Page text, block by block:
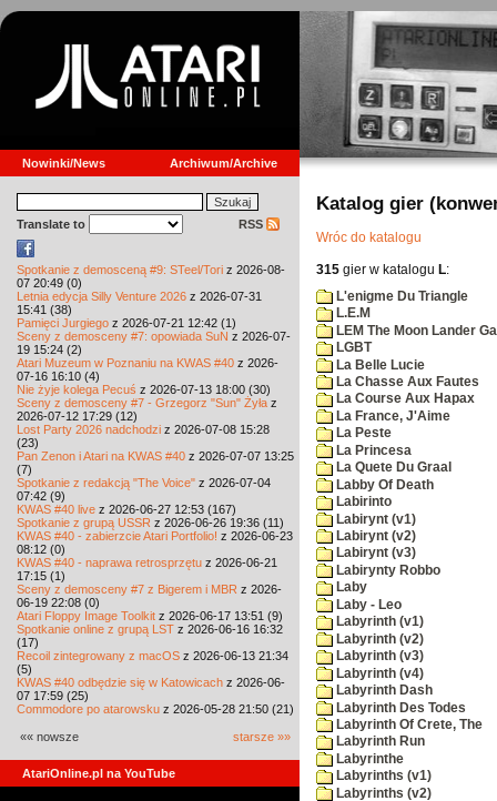
Nowinki/News Archiwum/Archive
Translate to RSS
Spotkanie z demosceną #9: STeel/Tori z 2026-08-
07 20:49 (0)
Letnia edycja Silly Venture 2026 z 2026-07-31
15:41 (38)
Pamięci Jurgiego z 2026-07-21 12:42 (1)
Sceny z demosceny #7: opowiada SuN z 2026-07-
19 15:24 (2)
Atari Muzeum w Poznaniu na KWAS #40 z 2026-
07-16 16:10 (4)
Nie żyje kolega Pecuś z 2026-07-13 18:00 (30)
Sceny z demosceny #7 - Grzegorz "Sun" Żyła z
2026-07-12 17:29 (12)
Lost Party 2026 nadchodzi z 2026-07-08 15:28
(23)
Pan Zenon i Atari na KWAS #40 z 2026-07-07 13:25
(7)
Spotkanie z redakcją "The Voice" z 2026-07-04
07:42 (9)
KWAS #40 live z 2026-06-27 12:53 (167)
Spotkanie z grupą USSR z 2026-06-26 19:36 (11)
KWAS #40 - zabierzcie Atari Portfolio! z 2026-06-23
08:12 (0)
KWAS #40 - naprawa retrosprzętu z 2026-06-21
17:15 (1)
Sceny z demosceny #7 z Bigerem i MBR z 2026-
06-19 22:08 (0)
Atari Floppy Image Toolkit z 2026-06-17 13:51 (9)
Spotkanie online z grupą LST z 2026-06-16 16:32
(17)
Recoil zintegrowany z macOS z 2026-06-13 21:34
(5)
KWAS #40 odbędzie się w Katowicach z 2026-06-
07 17:59 (25)
Commodore po atarowsku z 2026-05-28 21:50 (21)
«« nowsze starsze »»
AtariOnline.pl na YouTube
Katalog gier
Wróc do katalogu
315 gier w katalogu L:
L'enigme Du Triangle
L.E.M
LEM The Moon Lander
LGBT
La Belle Lucie
La Chasse Aux Fautes
La Course Aux Hapax
La France, J'Aime
La Peste
La Princesa
La Quete Du Graal
Labby Of Death
Labirinto
Labirynt (v1)
Labirynt (v2)
Labirynt (v3)
Labirynty Robbo
Laby
Laby - Leo
Labyrinth (v1)
Labyrinth (v2)
Labyrinth (v3)
Labyrinth (v4)
Labyrinth Dash
Labyrinth Des Todes
Labyrinth Of Crete, The
Labyrinth Run
Labyrinthe
Labyrinths (v1)
Labyrinths (v2)